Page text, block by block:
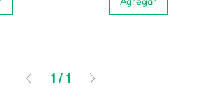
1 / 1